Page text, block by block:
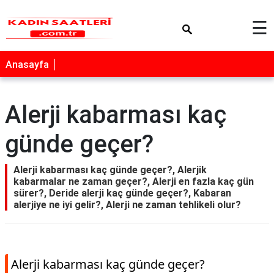
☰
Anasayfa
Alerji kabarması kaç
günde geçer?
Alerji kabarması kaç günde geçer?, Alerjik
kabarmalar ne zaman geçer?, Alerji en fazla kaç gün
sürer?, Deride alerji kaç günde geçer?, Kabaran
alerjiye ne iyi gelir?, Alerji ne zaman tehlikeli olur?
Alerji kabarması kaç günde geçer?